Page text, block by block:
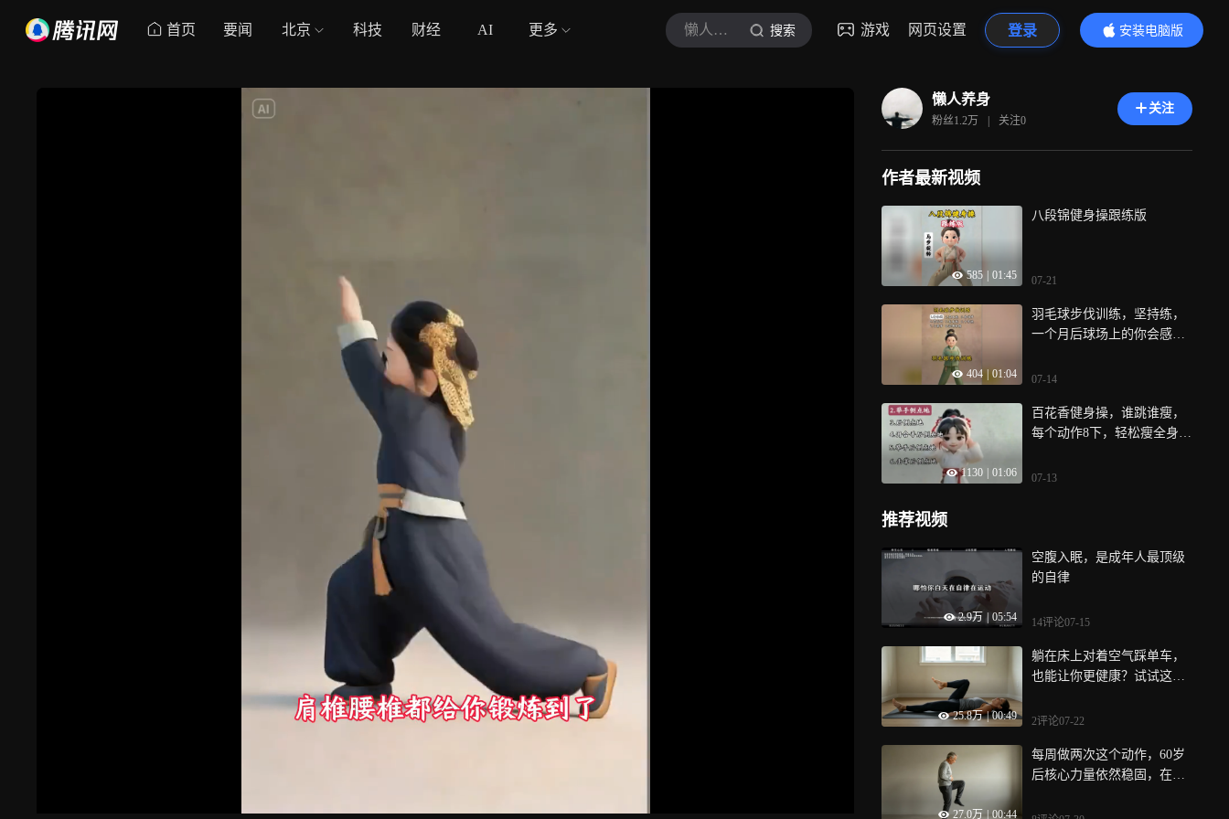
首页 要闻 北京 科技 财经 AI 更多 懒人养身 搜索 游戏 网页设置 登录
安装电脑版
内容更精彩
懒人养身
粉丝1.2万 | 关注0
关注
作者最新视频
585 01:45
八段锦健身操跟练版
07-21
404 01:04
羽毛球步伐训练，坚持练，
一个月后球场上的你会感谢
07-14
1130 01:06
百花香健身操，谁跳谁瘦，
每个动作8下，轻松瘦全身，
07-13
推荐视频
2.9万 05:54
空腹入眠，是成年人最顶级
的自律
14评论07-15
25.8万 | 00:49
躺在床上对着空气踩单车，
也能让你更健康？试试这个
2评论07-22
27.0万 00:44
每周做两次这个动作，60岁
后核心力量依然稳固，在家